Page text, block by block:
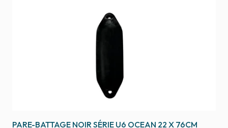
PARE-BATTAGE NOIR SÉRIE U6 OCEAN 22 X 76CM